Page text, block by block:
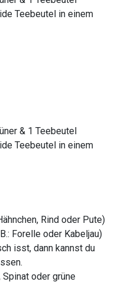
Teebeutel in einem
& 1 Teebeutel
Teebeutel in einem
Rind oder Pute)
Forelle oder Kabeljau)
isst, dann kannst du
oder grüne